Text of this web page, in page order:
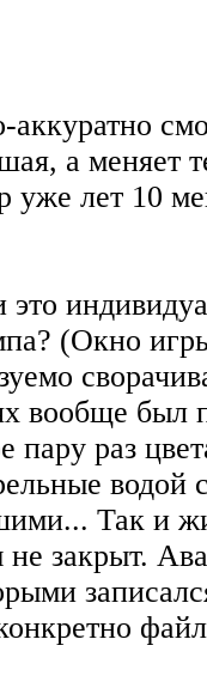
аккуратно
а меняет
уже лет 10
(Окно
вообще был
пару раз
водой
Так и
не закрыт.